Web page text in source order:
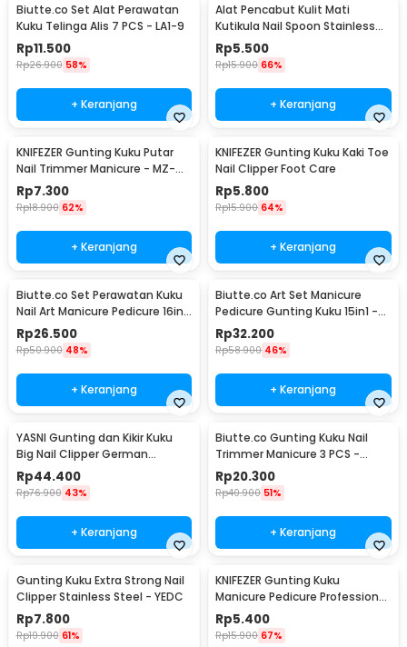
Biutte.co Set Alat Perawatan
Kuku Telinga Alis 7 PCS - LA1-9
Rp11.500
Rp26.900 58%
+ Keranjang
Alat Pencabut Kulit Mati
Kutikula Nail Spoon Stainless
Steel
Rp5.500
Rp15.900 66%
+ Keranjang
KNIFEZER Gunting Kuku Putar
Nail Trimmer Manicure - MZ-
017
Rp7.300
Rp18.900 62%
+ Keranjang
KNIFEZER Gunting Kuku Kaki Toe
Nail Clipper Foot Care
Rp5.800
Rp15.900 64%
+ Keranjang
Biutte.co Set Perawatan Kuku
Nail Art Manicure Pedicure 16in1
- MJ1096-01
Rp26.500
Rp50.900 48%
+ Keranjang
Biutte.co Art Set Manicure
Pedicure Gunting Kuku 15in1 -
MR-6103
Rp32.200
Rp58.900 46%
+ Keranjang
YASNI Gunting dan Kikir Kuku
Big Nail Clipper German
Stainless Steel - J0087
Rp44.400
Rp76.900 43%
+ Keranjang
Biutte.co Gunting Kuku Nail
Trimmer Manicure 3 PCS -
SFZ2748
Rp20.300
Rp40.900 51%
+ Keranjang
Gunting Kuku Extra Strong Nail
Clipper Stainless Steel - YEDC
Rp7.800
Rp19.900 61%
KNIFEZER Gunting Kuku
Manicure Pedicure Professional
Stainless Steel - Y-02ZJQ
Rp5.400
Rp15.900 67%